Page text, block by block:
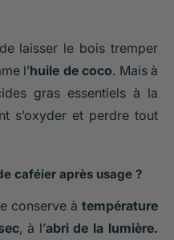
laisser le bois tremper
l’huile de coco. Mais à
gras essentiels à la
s’oxyder et perdre tout
caféier après usage ?
conserve à température
, à l’abri de la lumière.